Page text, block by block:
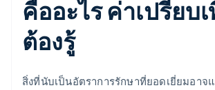
คืออะไร ค่าเปรียบ
ต้องรู้
สิ่งที่นับเป็นอัตราการรักษาที่ยอดเยี่ยมอาจ